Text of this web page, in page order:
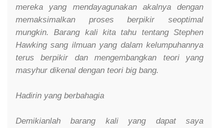
mereka yang mendayagunakan akalnya dengan
memaksimalkan proses berpikir seoptimal
mungkin. Barang kali kita tahu tentang Stephen
Hawking sang ilmuan yang dalam kelumpuhannya
terus berpikir dan mengembangkan teori yang
masyhur dikenal dengan teori big bang.
Hadirin yang berbahagia
Demikianlah barang kali yang dapat saya